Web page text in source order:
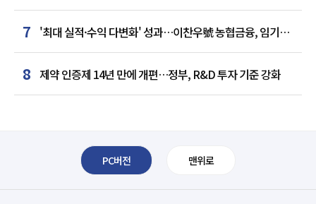
7 '최대 실적·수익 다변화' 성과…이찬우號 농협금융, 임기
말년 성장 박차
8 제약 인증제 14년 만에 개편…정부, R&D 투자 기준 강화
PC버전 맨위로